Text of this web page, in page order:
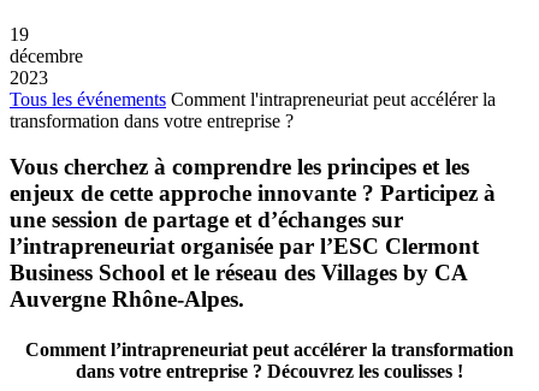
19
décembre
2023
Tous les événements Comment l'intrapreneuriat peut accélérer la
transformation dans votre entreprise ?
Vous cherchez à comprendre les principes et les
enjeux de cette approche innovante ? Participez à
une session de partage et d’échanges sur
l’intrapreneuriat organisée par l’ESC Clermont
Business School et le réseau des Villages by CA
Auvergne Rhône-Alpes.
Comment l’intrapreneuriat peut accélérer la transformation
dans votre entreprise ? Découvrez les coulisses !